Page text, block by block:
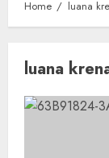
Home luana
luana